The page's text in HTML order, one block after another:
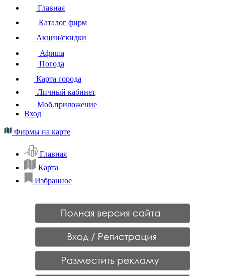
Главная
Каталог фирм
Акции/скидки
Афиша
Погода
Карта города
Личный кабинет
Моб.приложение
Вход
Фирмы на карте
Главная
Карта
Избранное